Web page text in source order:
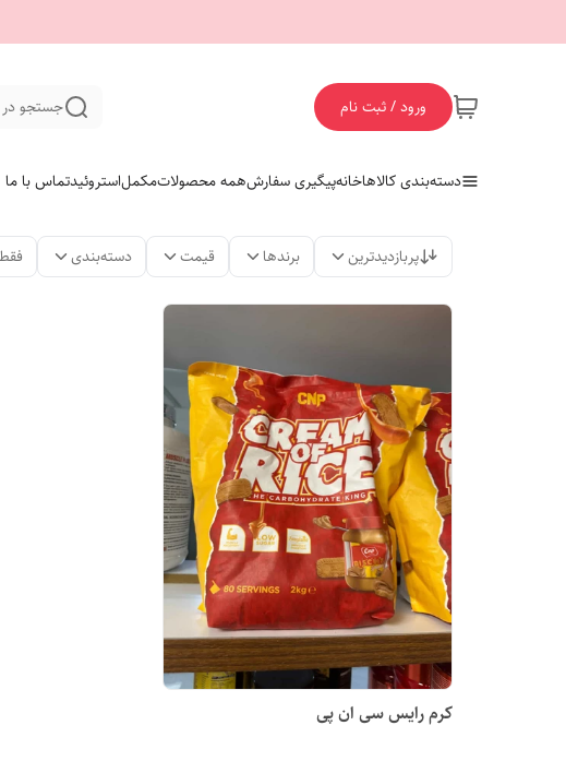
ورود / ثبت نام جستجو
دسته‌بندی کالاهاخانهپیگیری سفارشهمه محصولاتمکملاستروئیدتماس با ما
پربازدیدترین برندها قیمت دسته‌بندی
کرم رایس سی ان پی